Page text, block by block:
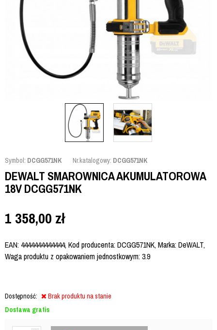
Symbol: DCGG571NK Nr.katalogowy: DCGG571NK
DEWALT SMAROWNICA AKUMULATOROWA
18V DCGG571NK
1 358,00 zł
EAN: 4444444444444, Kod producenta: DCGG571NK, Marka: DeWALT,
Waga produktu z opakowaniem jednostkowym: 3.9
Dostępność:
Brak produktu na stanie
Dostawa gratis